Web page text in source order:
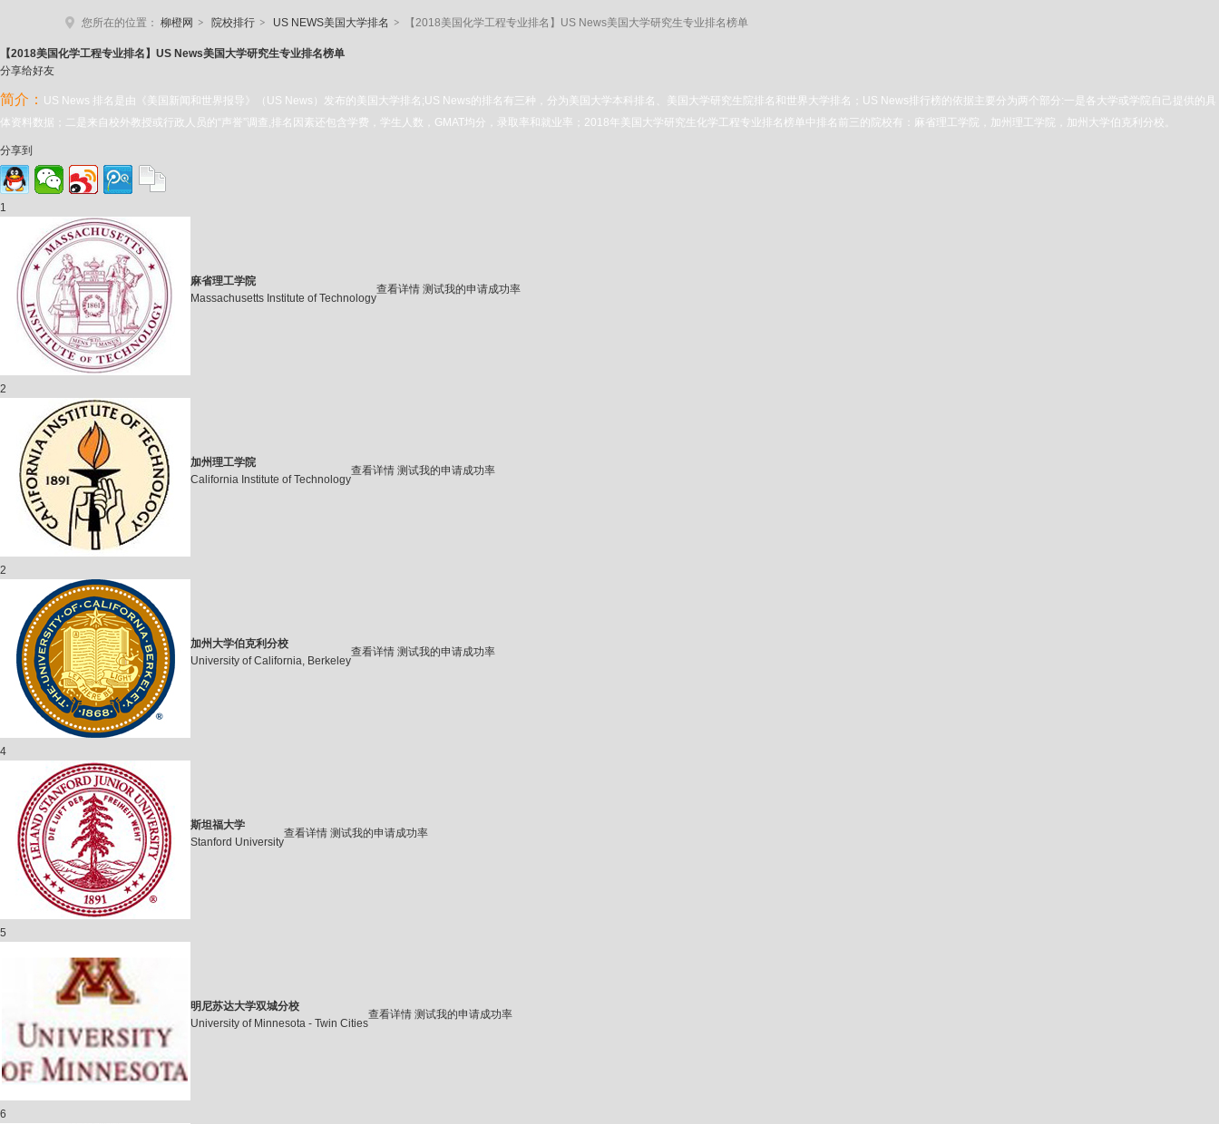
您所在的位置： 柳橙网 > 院校排行 > US NEWS美国大学排名 > 【2018美国化学工程专业排名】US News美国大学研究生专业排名榜单
【2018美国化学工程专业排名】US News美国大学研究生专业排名榜单
分享给好友
简介： US News 排名是由《美国新闻和世界报导》（US News）发布的美国大学排名;US News的排名有三种，分为美国大学本科排名、美国大学研究生院排名和世界大学排名；US News排行榜的依据主要分为两个部分:一是各大学或学院自己提供的具
体资料数据；二是来自校外教授或行政人员的“声誉”调查,排名因素还包含学费，学生人数，GMAT均分，录取率和就业率；2018年美国大学研究生化学工程专业排名榜单中排名前三的院校有：麻省理工学院，加州理工学院，加州大学伯克利分校。
分享到
1
麻省理工学院
Massachusetts Institute of Technology
查看详情 测试我的申请成功率
2
加州理工学院
California Institute of Technology
查看详情 测试我的申请成功率
2
加州大学伯克利分校
University of California, Berkeley
查看详情 测试我的申请成功率
4
斯坦福大学
Stanford University
查看详情 测试我的申请成功率
5
明尼苏达大学双城分校
University of Minnesota - Twin Cities
查看详情 测试我的申请成功率
6